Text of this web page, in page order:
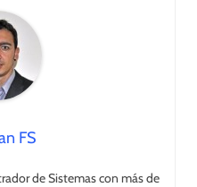
FS
de Sistemas con más de